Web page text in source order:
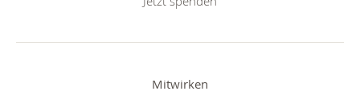
Mitwirken